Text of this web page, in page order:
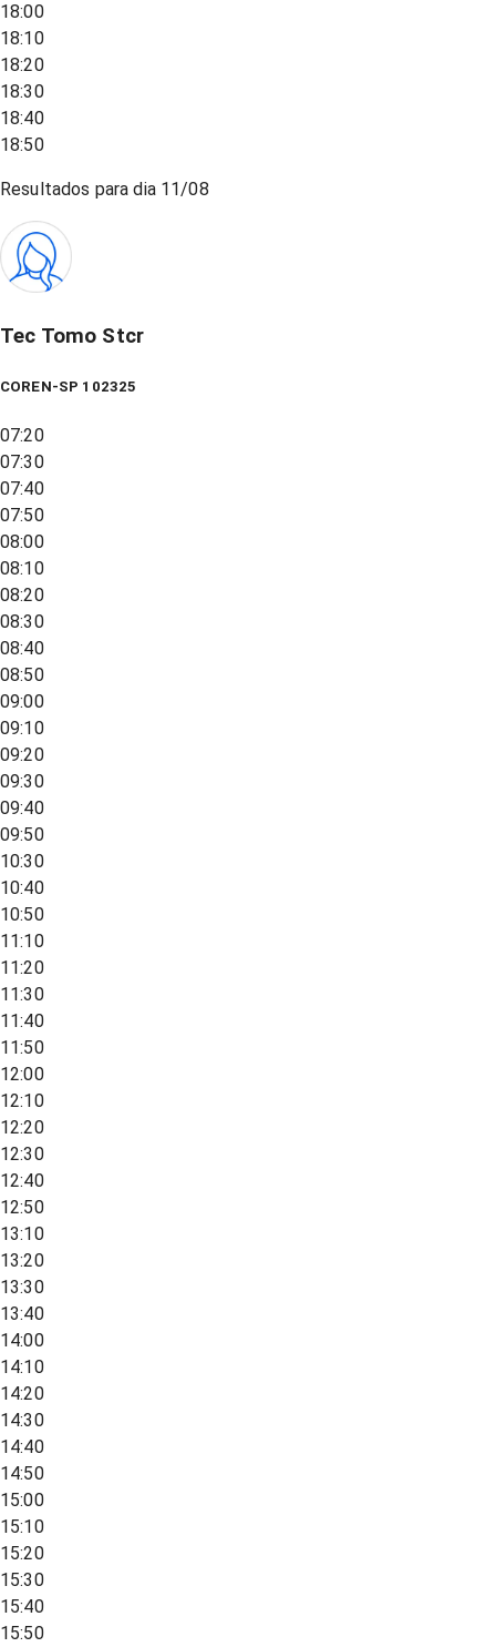
18:00
18:10
18:20
18:30
18:40
18:50
Resultados para dia 11/08
Tec Tomo Stcr
COREN-SP 102325
07:20
07:30
07:40
07:50
08:00
08:10
08:20
08:30
08:40
08:50
09:00
09:10
09:20
09:30
09:40
09:50
10:30
10:40
10:50
11:10
11:20
11:30
11:40
11:50
12:00
12:10
12:20
12:30
12:40
12:50
13:10
13:20
13:30
13:40
14:00
14:10
14:20
14:30
14:40
14:50
15:00
15:10
15:20
15:30
15:40
15:50